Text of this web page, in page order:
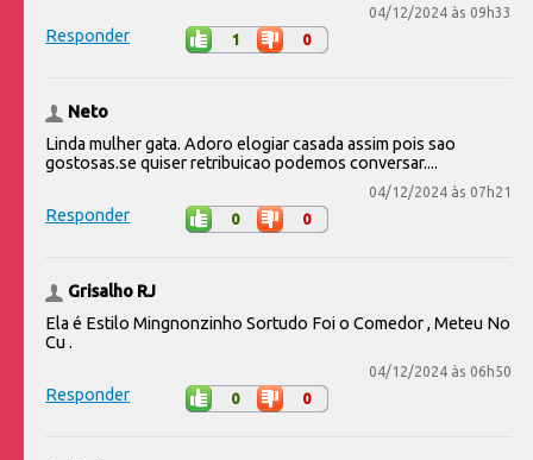
04/12/2024 às 09h33
Responder 1 0
Neto
Linda mulher gata. Adoro elogiar casada assim pois sao
gostosas.se quiser retribuicao podemos conversar....
04/12/2024 às 07h21
Responder 0 0
Grisalho RJ
Ela é Estilo Mingnonzinho Sortudo Foi o Comedor , Meteu No
Cu .
04/12/2024 às 06h50
Responder 0 0